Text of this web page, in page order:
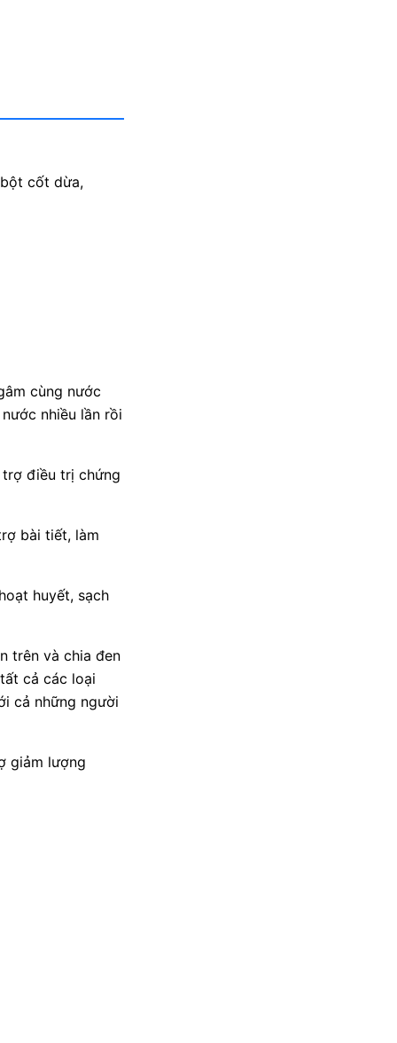
cốt dừa,
cùng nước
nhiều lần rồi
điều trị chứng
bài tiết, làm
huyết, sạch
trên và chia đen
cả các loại
cả những người
giảm lượng